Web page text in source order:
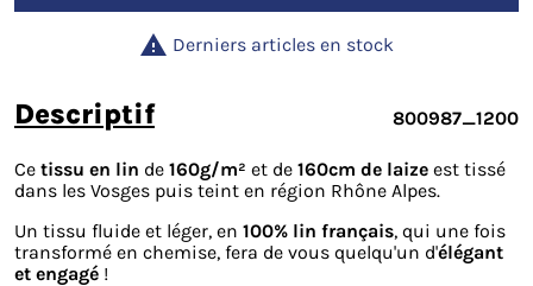
 Derniers articles en stock
descriptif 800987_1200
Ce tissu en lin de 160g/m² et de 160cm de laize est tissé
dans les Vosges puis teint en région Rhône Alpes.
Un tissu fluide et léger, en 100% lin français, qui une fois
transformé en chemise, fera de vous quelqu'un d'élégant
et engagé !